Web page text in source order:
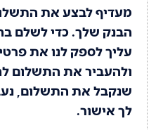
מעדיף לבצע את
הבנק שלך. כדי לשלם
עליך לספק לנו את
ולהעביר את התשלום
שנקבל את התשלום,
לך אישור.